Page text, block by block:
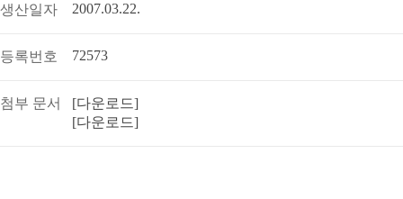
생산일자 2007.03.22.
등록번호 72573
첨부 문서
[다운로드]
[다운로드]